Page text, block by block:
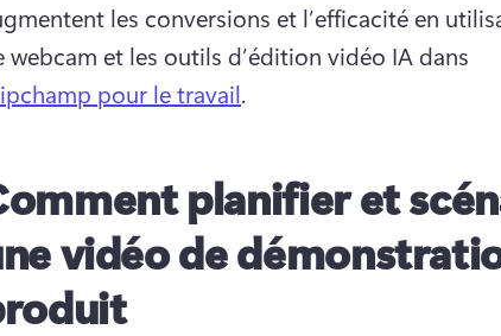
les conversions et l’efficacité en
webcam et les outils d’édition vidéo IA dans
pour le travail.
planifier et
vidéo de